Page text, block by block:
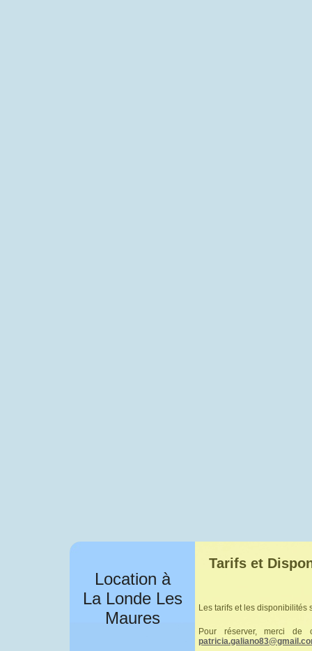
Location à
La Londe Les
Maures
Tarifs et
Les tarifs et les
Pour réserver, merci